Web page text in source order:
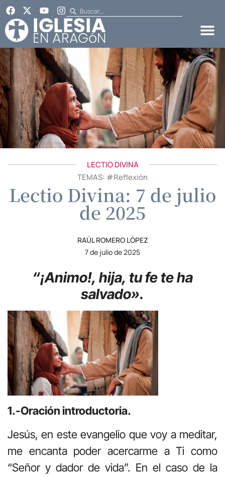
LECTIO DIVINA
TEMAS: #Reflexión
Lectio Divina: 7 de julio
de 2025
RAÚL ROMERO LÓPEZ
7 de julio de 2025
“¡Animo!, hija, tu fe te ha
salvado».
1.-Oración introductoria.
Jesús, en este evangelio que voy a meditar,
me encanta poder acercarme a Ti como
“Señor y dador de vida”. En el caso de la